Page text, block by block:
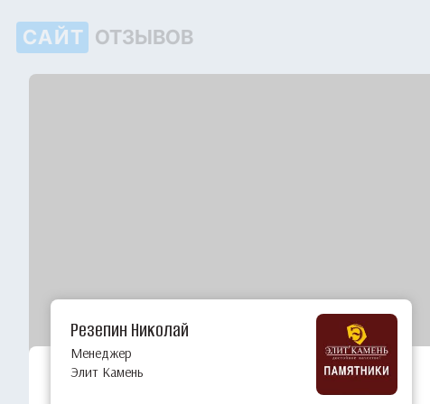
САЙТ ОТЗЫВОВ
Резепин Николай
Менеджер
Элит Камень